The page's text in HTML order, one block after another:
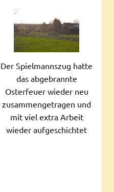
Der Spielmannszug hatte
das abgebrannte
Osterfeuer wieder neu
zusammengetragen und
mit viel extra Arbeit
wieder aufgeschichtet